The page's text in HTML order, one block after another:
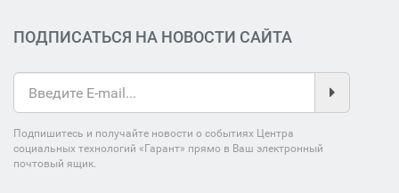
ПОДПИСАТЬСЯ НА НОВОСТИ САЙТА
Подпишитесь и получайте новости о событиях Центра
социальных технологий «Гарант» прямо в Ваш электронный
почтовый ящик.